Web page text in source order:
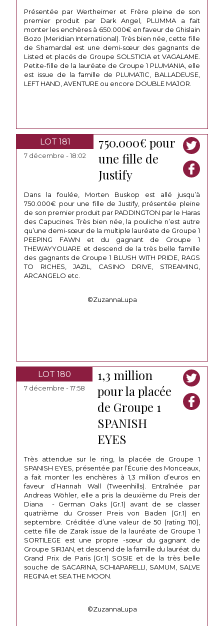
Présentée par Wertheimer et Frère pleine de son
premier produit par Dark Angel, PLUMMA a fait
monter les enchères à 650.000€ en faveur de Ghislain
Bozo (Meridian International). Très bien née, cette fille
de Shamardal est une demi-sœur des gagnants de
Listed et placés de Groupe SOLSTICIA et VAGALAME.
Petite-fille de la lauréate de Groupe 1 PLUMANIA, elle
est issue de la famille de PLUMATIC, BALLADEUSE,
LEFT HAND, AVENTURE ou encore DOUBLE MAJOR.
LOT 181
7 décembre - 18:02
750.000€ pour
une fille de
Justify
Dans la foulée, Morten Buskop est allé jusqu’à
750.000€ pour une fille de Justify, présentée pleine
de son premier produit par PADDINGTON par le Haras
des Capucines. Très bien née, la pouliche n’est autre
qu’une demi-sœur de la multiple lauréate de Groupe 1
PEEPING FAWN et du gagnant de Groupe 1
THEWAYYOUARE et descend de la très belle famille
des gagnants de Groupe 1 BLUSH WITH PRIDE, RAGS
TO RICHES, JAZIL, CASINO DRIVE, STREAMING,
ARCANGELO etc.
©ZuzannaLupa
LOT 180
7 décembre - 17:58
1,3 million
pour la placée
de Groupe 1
SPANISH
EYES
Très attendue sur le ring, la placée de Groupe 1
SPANISH EYES, présentée par l’Écurie des Monceaux,
a fait monter les enchères à 1,3 million d’euros en
faveur d’Hannah Wall (Tweenhills). Entraînée par
Andreas Wöhler, elle a pris la deuxième du Preis der
Diana - German Oaks (Gr.1) avant de se classer
quatrième du Grosser Preis von Baden (Gr.1) en
septembre. Créditée d’une valeur de 50 (rating 110),
cette fille de Zarak issue de la lauréate de Groupe 1
SORTILEGE est une propre -sœur du gagnant de
Groupe SIRJAN, et descend de la famille du lauréat du
Grand Prix de Paris (Gr.1) SOSIE et de la très belle
souche de SACARINA, SCHIAPARELLI, SAMUM, SALVE
REGINA et SEA THE MOON.
©ZuzannaLupa